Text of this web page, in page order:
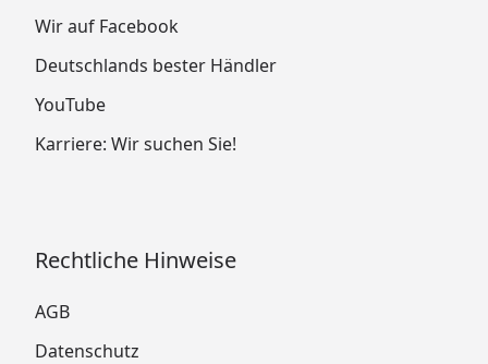
Wir auf Facebook
Deutschlands bester Händler
YouTube
Karriere: Wir suchen Sie!
Rechtliche Hinweise
AGB
Datenschutz